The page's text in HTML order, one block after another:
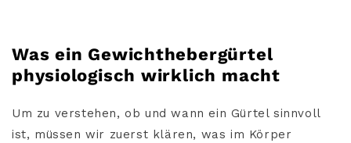
Was ein Gewichthebergürtel
physiologisch wirklich macht
Um zu verstehen, ob und wann ein Gürtel sinnvoll
ist, müssen wir zuerst klären, was im Körper